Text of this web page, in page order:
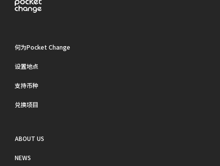
何为Pocket Change
设置地点
支持币种
兑换项目
ABOUT US
NEWS